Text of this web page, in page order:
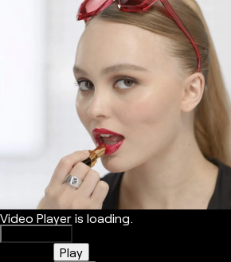
Video Player is loading.
Play